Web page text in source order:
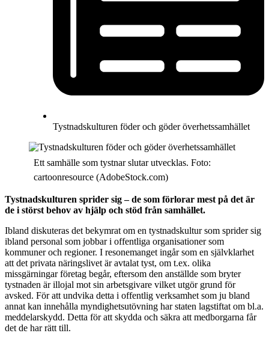
Tystnadskulturen föder och göder överhetssamhället
Ett samhälle som tystnar slutar utvecklas. Foto:
cartoonresource (AdobeStock.com)
Tystnadskulturen sprider sig – de som förlorar mest på det är
de i störst behov av hjälp och stöd från samhället.
Ibland diskuteras det bekymrat om en tystnadskultur som sprider sig
ibland personal som jobbar i offentliga organisationer som
kommuner och regioner. I resonemanget ingår som en självklarhet
att det privata näringslivet är avtalat tyst, om t.ex. olika
missgärningar företag begår, eftersom den anställde som bryter
tystnaden är illojal mot sin arbetsgivare vilket utgör grund för
avsked. För att undvika detta i offentlig verksamhet som ju bland
annat kan innehålla myndighetsutövning har staten lagstiftat om bl.a.
meddelarskydd. Detta för att skydda och säkra att medborgarna får
det de har rätt till.